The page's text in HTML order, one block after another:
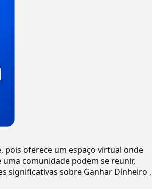
pois oferece um espaço virtual onde
comunidade podem se reunir,
significativas sobre Ganhar Dinheiro ,